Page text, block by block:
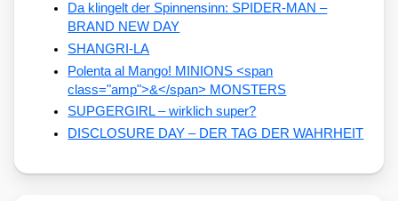
Da klingelt der Spinnensinn: SPIDER-MAN –
BRAND NEW DAY
SHANGRI-LA
Polenta al Mango! MINIONS <span
class="amp">&</span> MONSTERS
SUPGERGIRL – wirklich super?
DISCLOSURE DAY – DER TAG DER WAHRHEIT